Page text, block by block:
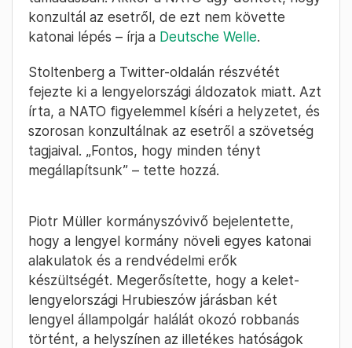
konzultál az esetről, de ezt nem követte
katonai lépés – írja a Deutsche Welle.
Stoltenberg a Twitter-oldalán részvétét
fejezte ki a lengyelországi áldozatok miatt. Azt
írta, a NATO figyelemmel kíséri a helyzetet, és
szorosan konzultálnak az esetről a szövetség
tagjaival. „Fontos, hogy minden tényt
megállapítsunk” – tette hozzá.
Piotr Müller kormányszóvivő bejelentette,
hogy a lengyel kormány növeli egyes katonai
alakulatok és a rendvédelmi erők
készültségét. Megerősítette, hogy a kelet-
lengyelországi Hrubieszów járásban két
lengyel állampolgár halálát okozó robbanás
történt, a helyszínen az illetékes hatóságok